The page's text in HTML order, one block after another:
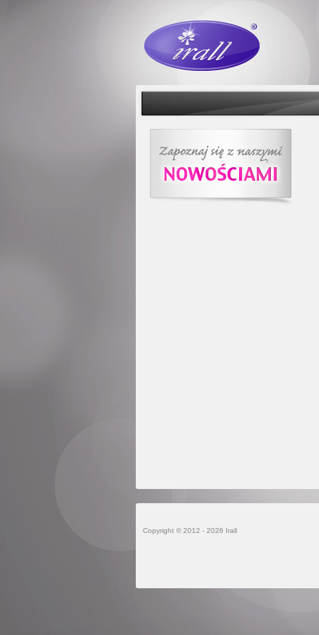
Copyright © 2012 - 2026 Irall